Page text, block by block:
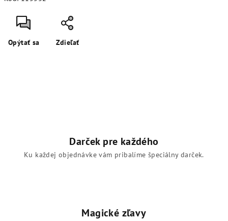
Opýtať sa Zdieľať
Darček pre každého
Ku každej objednávke vám pribalíme špeciálny darček.
Magické zľavy